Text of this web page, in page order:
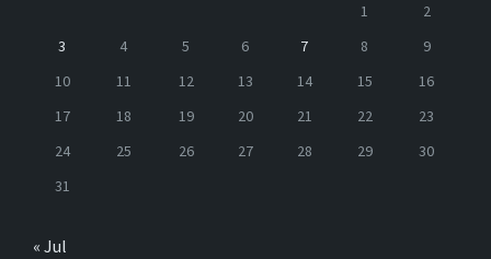
1
2
3
4 5 6 7 8
9
10
11 12 13 14 15
16
17
18 19 20 21 22
23
24
25 26 27 28 29
30
31
« Jul